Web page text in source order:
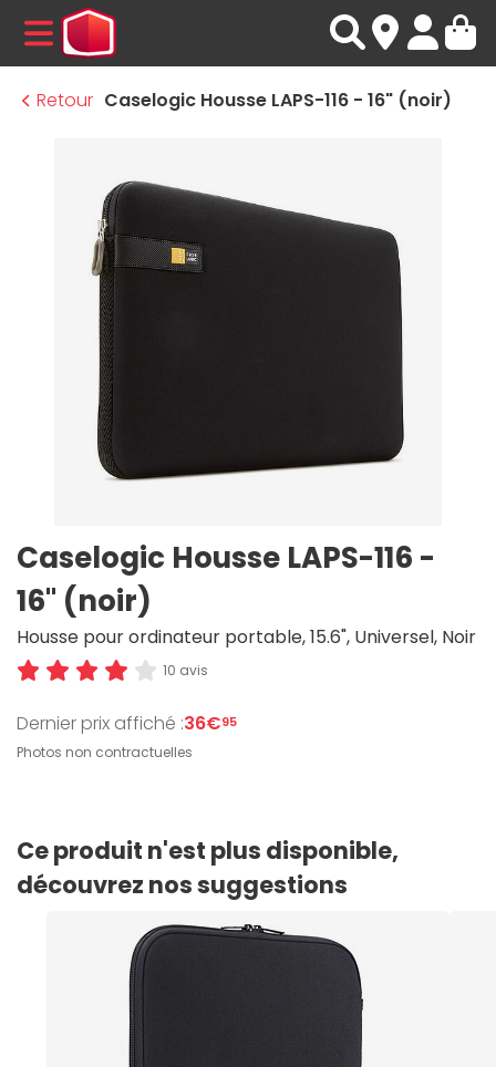
MENU
Retour Caselogic Housse LAPS-116 - 16" (noir)
Caselogic Housse LAPS-116 -
16" (noir)
Housse pour ordinateur portable, 15.6", Universel, Noir
10 avis
Dernier prix affiché :36€95
Photos non contractuelles
Ce produit n'est plus disponible,
découvrez nos suggestions